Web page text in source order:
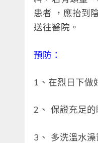
患者 ，應抬到
送往醫院。
預防：
1、在烈日下做
2、 保證充足的
3、 多洗溫水澡